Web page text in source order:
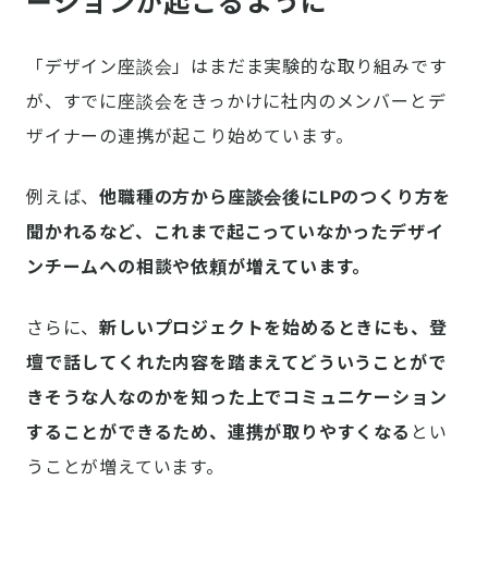
「デザイン座談会」はまだま実験的な取り組みです
が、すでに座談会をきっかけに社内のメンバーとデ
ザイナーの連携が起こり始めています。
例えば、他職種の方から座談会後にLPのつくり方を
聞かれるなど、これまで起こっていなかったデザイ
ンチームへの相談や依頼が増えています。
さらに、新しいプロジェクトを始めるときにも、登
壇で話してくれた内容を踏まえてどういうことがで
きそうな人なのかを知った上でコミュニケーション
することができるため、連携が取りやすくなる とい
うことが増えています。